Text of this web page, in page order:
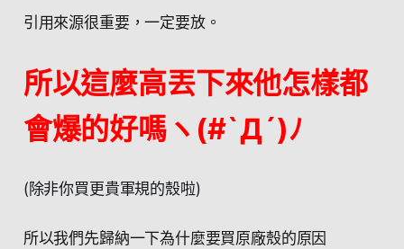
引用來源很重要，一定要放。
所以這麼高丟下來他怎樣都
會爆的好嗎ヽ(#`Д´)ﾉ
(除非你買更貴軍規的殼啦)
所以我們先歸納一下為什麼要買原廠殼的原因